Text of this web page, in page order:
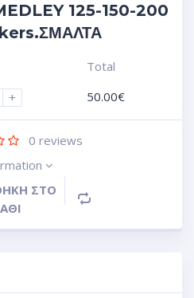
125-150-200
+
Total
50.00€
0 reviews
ΣΤΟ